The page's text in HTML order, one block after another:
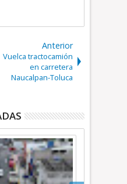
Anterior
Vuelca tractocamión
en carretera
Naucalpan-Toluca